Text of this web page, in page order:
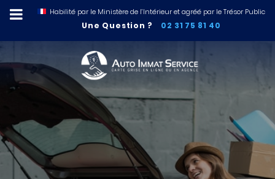
Habilité par le Ministère de l’Intérieur et agréé par le Trésor Public
Une Question ? 02 31 75 81 40